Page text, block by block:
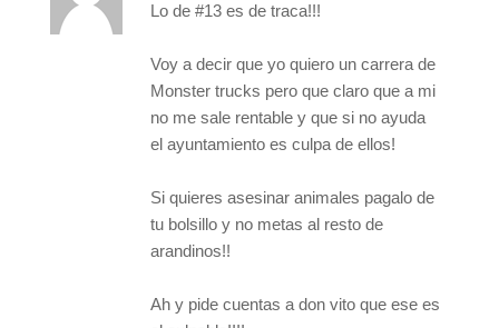
Lo de #13 es de traca!!!
Voy a decir que yo quiero un carrera de
Monster trucks pero que claro que a mi
no me sale rentable y que si no ayuda
el ayuntamiento es culpa de ellos!
Si quieres asesinar animales pagalo de
tu bolsillo y no metas al resto de
arandinos!!
Ah y pide cuentas a don vito que ese es